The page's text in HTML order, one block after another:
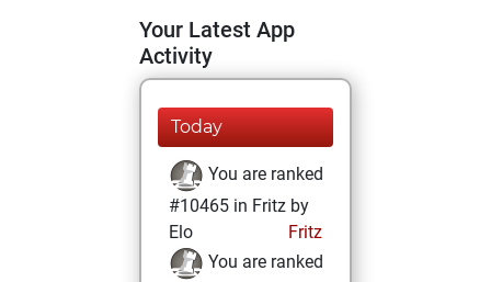
Your Latest App
Activity
Today
You are ranked
#10465 in Fritz by
Elo
Fritz
You are ranked